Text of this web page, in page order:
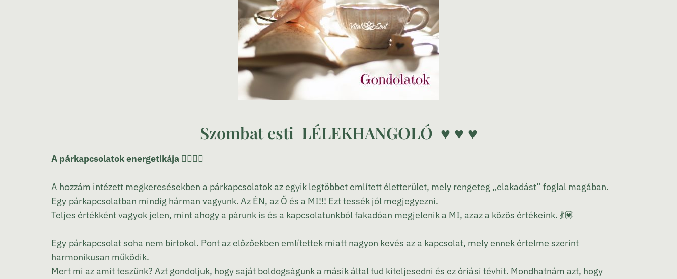
Szombat esti LÉLEKHANGOLÓ ♥ ♥ ♥
A párkapcsolatok energetikája 👩‍❤‍💋‍👨
A hozzám intézett megkeresésekben a párkapcsolatok az egyik legtöbbet említett életterület, mely rengeteg „elakadást” foglal magában.
Egy párkapcsolatban mindig hárman vagyunk. Az ÉN, az Ő és a MI!!! Ezt tessék jól megjegyezni.
Teljes értékként vagyok jelen, mint ahogy a párunk is és a kapcsolatunkból fakadóan megjelenik a MI, azaz a közös értékeink. 💃💟
Egy párkapcsolat soha nem birtokol. Pont az előzőekben említettek miatt nagyon kevés az a kapcsolat, mely ennek értelme szerint
harmonikusan működik.
Mert mi az amit teszünk? Azt gondoljuk, hogy saját boldogságunk a másik által tud kiteljesedni és ez óriási tévhit. Mondhatnám azt, hogy